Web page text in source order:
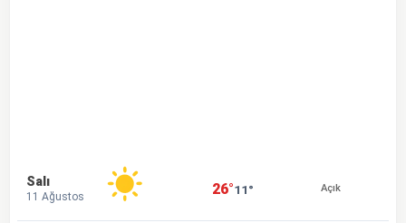
Salı
11 Ağustos 26°11° Açık